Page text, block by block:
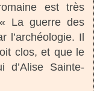
est très
La guerre des
l’archéologie. Il
clos, et que le
Sainte-